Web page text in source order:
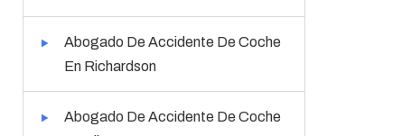
Abogado De Accidente De Coche
En Richardson
Abogado De Accidente De Coche